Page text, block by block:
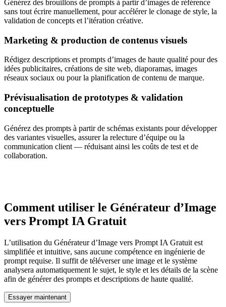
Générez des brouillons de prompts à partir d’images de référence
sans tout écrire manuellement, pour accélérer le clonage de style, la
validation de concepts et l’itération créative.
Marketing & production de contenus visuels
Rédigez descriptions et prompts d’images de haute qualité pour des
idées publicitaires, créations de site web, diaporamas, images
réseaux sociaux ou pour la planification de contenu de marque.
Prévisualisation de prototypes & validation
conceptuelle
Générez des prompts à partir de schémas existants pour développer
des variantes visuelles, assurer la relecture d’équipe ou la
communication client — réduisant ainsi les coûts de test et de
collaboration.
Comment utiliser le Générateur d’Image
vers Prompt IA Gratuit
L’utilisation du Générateur d’Image vers Prompt IA Gratuit est
simplifiée et intuitive, sans aucune compétence en ingénierie de
prompt requise. Il suffit de téléverser une image et le système
analysera automatiquement le sujet, le style et les détails de la scène
afin de générer des prompts et descriptions de haute qualité.
Essayer maintenant